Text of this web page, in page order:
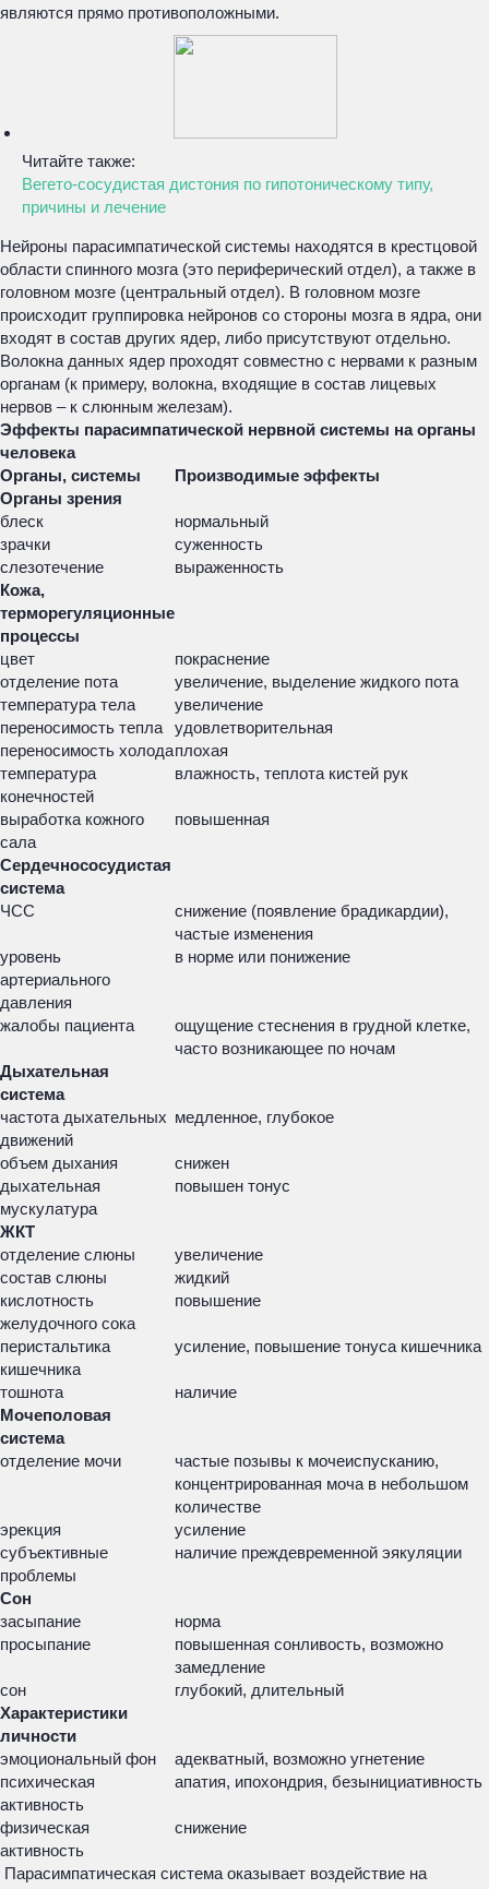
являются прямо противоположными.
Читайте также:
Вегето-сосудистая дистония по гипотоническому типу,
причины и лечение
Нейроны парасимпатической системы находятся в крестцовой
области спинного мозга (это периферический отдел), а также в
головном мозге (центральный отдел). В головном мозге
происходит группировка нейронов со стороны мозга в ядра, они
входят в состав других ядер, либо присутствуют отдельно.
Волокна данных ядер проходят совместно с нервами к разным
органам (к примеру, волокна, входящие в состав лицевых
нервов – к слюнным железам).
Эффекты парасимпатической нервной системы на органы
человека
Органы, системы
Производимые эффекты
Органы зрения
блеск
нормальный
зрачки
суженность
слезотечение
выраженность
Кожа,
терморегуляционные
процессы
цвет
покраснение
отделение пота
увеличение, выделение жидкого пота
температура тела
увеличение
переносимость тепла
удовлетворительная
переносимость холодаплохая
температура
конечностей
влажность, теплота кистей рук
выработка кожного
сала
повышенная
Сердечнососудистая
система
ЧСС
снижение (появление брадикардии),
частые изменения
уровень
артериального
давления
в норме или понижение
жалобы пациента
ощущение стеснения в грудной клетке,
часто возникающее по ночам
Дыхательная
система
частота дыхательных
движений
медленное, глубокое
объем дыхания
снижен
дыхательная
мускулатура
повышен тонус
ЖКТ
отделение слюны
увеличение
состав слюны
жидкий
кислотность
желудочного сока
повышение
перистальтика
кишечника
усиление, повышение тонуса кишечника
тошнота
наличие
Мочеполовая
система
отделение мочи
частые позывы к мочеиспусканию,
концентрированная моча в небольшом
количестве
эрекция
усиление
субъективные
проблемы
наличие преждевременной эякуляции
Сон
засыпание
норма
просыпание
повышенная сонливость, возможно
замедление
сон
глубокий, длительный
Характеристики
личности
эмоциональный фон
адекватный, возможно угнетение
психическая
активность
апатия, ипохондрия, безынициативность
физическая
активность
снижение
Парасимпатическая система оказывает воздействие на